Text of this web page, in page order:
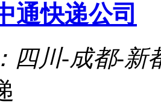
通快递公司
四川-成都-新